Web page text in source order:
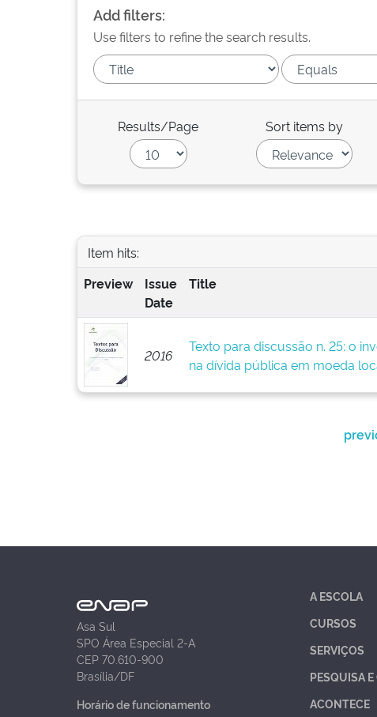
Add filters:
Use filters to refine the search results.
Results/Page Sort items by
Item hits:
Preview
Issue
Date
Title
2016
Texto para discussão n. 25: o
na dívida pública em moeda
Asa Sul
SPO Área Especial 2-A
CEP 70.610-900
Brasília/DF
Horário de funcionamento
A ESCOLA
CURSOS
SERVIÇOS
PESQUISA
ACONTECE